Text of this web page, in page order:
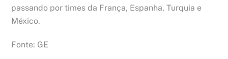
passando por times da França, Espanha, Turquia e
México.
Fonte: GE